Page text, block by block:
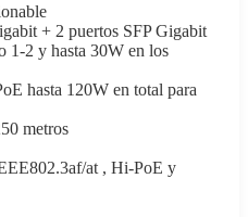
+ 2 puertos SFP Gigabit
1-2 y hasta 30W en los
hasta 120W en total para
metros
at , Hi-PoE y